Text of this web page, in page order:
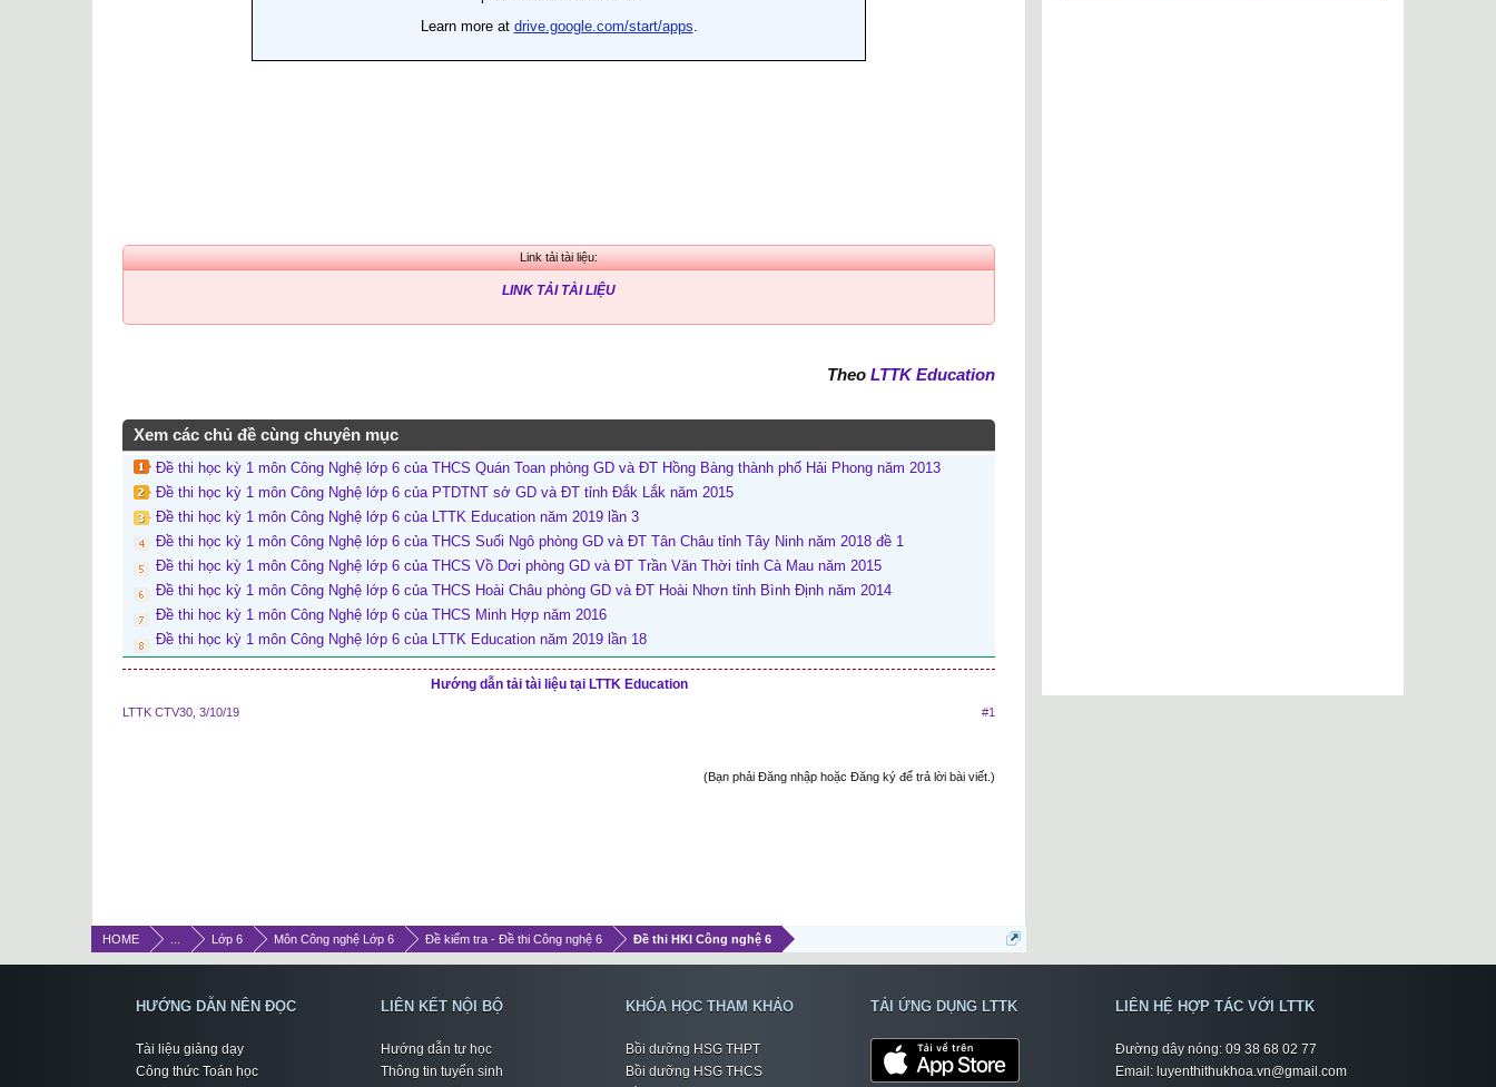
Link tải tài liệu:
LINK TẢI TÀI LIỆU
Theo LTTK Education
Xem các chủ đề cùng chuyên mục
Đề thi học kỳ 1 môn Công Nghệ lớp 6 của THCS Quán Toan phòng GD và ĐT Hồng Bàng thành phố Hải Phong năm 2013
Đề thi học kỳ 1 môn Công Nghệ lớp 6 của PTDTNT sở GD và ĐT tỉnh Đắk Lắk năm 2015
Đề thi học kỳ 1 môn Công Nghệ lớp 6 của LTTK Education năm 2019 lần 3
Đề thi học kỳ 1 môn Công Nghệ lớp 6 của THCS Suối Ngô phòng GD và ĐT Tân Châu tỉnh Tây Ninh năm 2018 đề 1
Đề thi học kỳ 1 môn Công Nghệ lớp 6 của THCS Vồ Dơi phòng GD và ĐT Trần Văn Thời tỉnh Cà Mau năm 2015
Đề thi học kỳ 1 môn Công Nghệ lớp 6 của THCS Hoài Châu phòng GD và ĐT Hoài Nhơn tỉnh Bình Định năm 2014
Đề thi học kỳ 1 môn Công Nghệ lớp 6 của THCS Minh Hợp năm 2016
Đề thi học kỳ 1 môn Công Nghệ lớp 6 của LTTK Education năm 2019 lần 18
Hướng dẫn tải tài liệu tại LTTK Education
LTTK CTV30 3/10/19 #1
(Bạn phải Đăng nhập hoặc Đăng ký để trả lời bài viết.)
HOME Lớp 6 Môn Công nghệ Lớp 6 Đề kiểm tra - Đề thi Công nghệ 6 Đề thi HKI Công nghệ 6
HƯỚNG DẪN NÊN ĐỌC
Tài liệu giảng dạy
Công thức Toán học
LIÊN KẾT NỘI BỘ
Hướng dẫn tự học
Thông tin tuyển sinh
KHÓA HỌC THAM KHẢO
Bồi dưỡng HSG THPT
Bồi dưỡng HSG THCS
TẢI ỨNG DỤNG LTTK LIÊN HỆ HỢP TÁC VỚI LTTK
Đường dây nóng: 09 38 68 02 77
Email: luyenthithukhoa.vn@gmail.com